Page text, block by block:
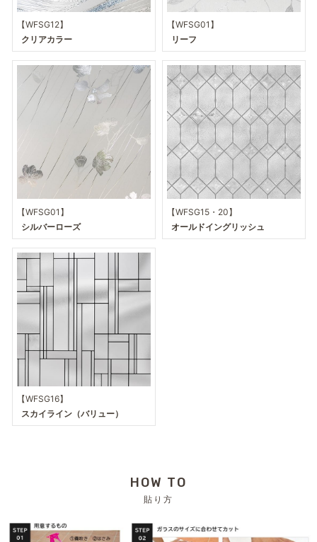
【WFSG12】
クリアカラー
【WFSG01】
リーフ
【WFSG01】
シルバーローズ
【WFSG15・20】
オールドイングリッシュ
【WFSG16】
スカイライン（バリュー）
HOW TO
貼り方